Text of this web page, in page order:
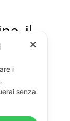
il
e
✕
i
senza